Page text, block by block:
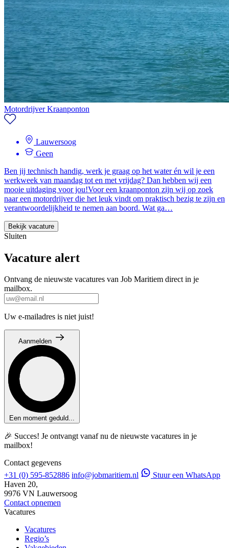
Motordrijver Kraanponton
Lauwersoog
Geen
Ben jij technisch handig, werk je graag op het water én wil je een
werkweek van maandag tot en met vrijdag? Dan hebben wij een
mooie uitdaging voor jou!Voor een kraanponton zijn wij op zoek
naar een motordrijver die het leuk vindt om praktisch bezig te zijn en
verantwoordelijkheid te nemen aan boord. Wat ga…
Bekijk vacature
Sluiten
Vacature alert
Ontvang de nieuwste vacatures van Job Maritiem direct in je
mailbox.
Uw e-mailadres is niet juist!
Aanmelden
Een moment geduld...
🎉 Succes! Je ontvangt vanaf nu de nieuwste vacatures in je
mailbox!
Contact gegevens
+31 (0) 595-852886 info@jobmaritiem.nl
Stuur een WhatsApp
Haven 20,
9976 VN Lauwersoog
Contact opnemen
Vacatures
Vacatures
Regio’s